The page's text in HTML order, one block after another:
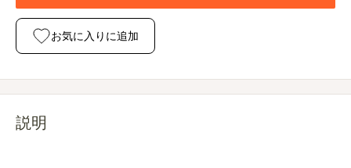
お気に入りに追加
説明